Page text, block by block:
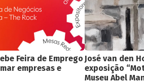
Feira de Emprego
empresas e
José van den
exposição
Museu Abel